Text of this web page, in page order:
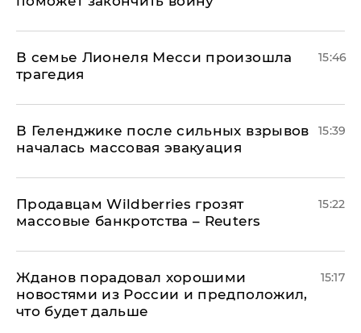
В семье Лионеля Месси произошла
трагедия
15:46
В Геленджике после сильных взрывов
началась массовая эвакуация
15:39
Продавцам Wildberries грозят
массовые банкротства – Reuters
15:22
Жданов порадовал хорошими
новостями из России и предположил,
что будет дальше
15:17